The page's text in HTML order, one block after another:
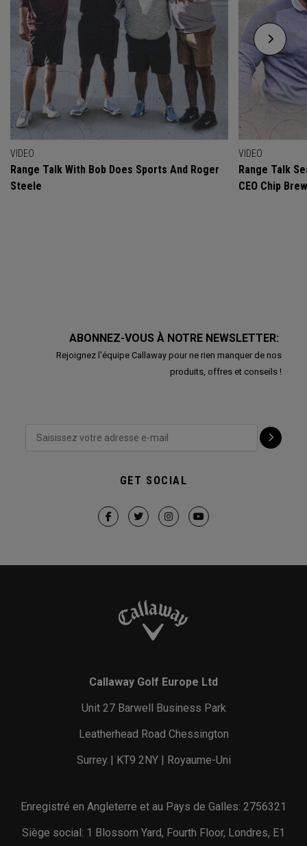
VIDEO
Range Talk With Bob Does Sports And Roger
Steele
VIDEO
Range Talk
CEO Chip
ABONNEZ-VOUS À NOTRE NEWSLETTER:
Rejoignez l'équipe Callaway pour ne rien manquer de nos
produits, offres et conseils !
GET SOCIAL
Callaway Golf Europe Ltd
Unit 27 Barwell Business Park
Leatherhead Road Chessington
Surrey | KT9 2NY | Royaume-Uni
Enregistré en Angleterre et au Pays de Galles: 2756321
Siège social: 1 Blossom Yard, Fourth Floor, Londres, E1